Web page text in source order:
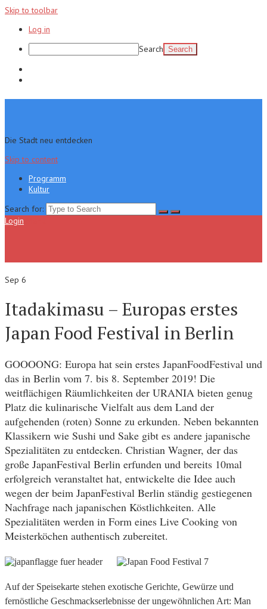
Skip to toolbar
Log in
Search
Die Stadt neu entdecken
Skip to content
Programm
Kultur
Search for:
Login
Sep 6
Itadakimasu – Europas erstes
Japan Food Festival in Berlin
GOOOONG: Europa hat sein erstes JapanFoodFestival und
das in Berlin vom 7. bis 8. September 2019! Die
weitflächigen Räumlichkeiten der URANIA bieten genug
Platz die kulinarische Vielfalt aus dem Land der
aufgehenden (roten) Sonne zu erkunden. Neben bekannten
Klassikern wie Sushi und Sake gibt es andere japanische
Spezialitäten zu entdecken. Christian Wagner, der das
große JapanFestival Berlin erfunden und bereits 10mal
erfolgreich veranstaltet hat, entwickelte die Idee auch
wegen der beim JapanFestival Berlin ständig gestiegenen
Nachfrage nach japanischen Köstlichkeiten. Alle
Spezialitäten werden in Form eines Live Cooking von
Meisterköchen authentisch zubereitet.
Auf der Speisekarte stehen exotische Gerichte, Gewürze und
fernöstliche Geschmackserlebnisse der ungewöhnlichen Art: Man